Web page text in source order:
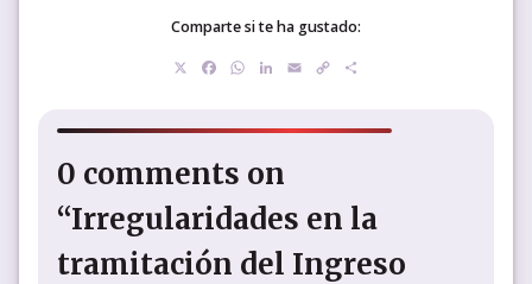
Comparte si te ha gustado:
Facebook
WhatsApp
LinkedIn
EmailCopy
0 comments on
“Irregularidades en la
tramitación del Ingreso